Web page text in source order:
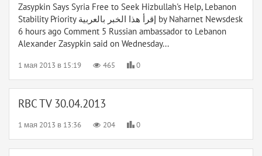
Zasypkin Says Syria Free to Seek Hizbullah's Help, Lebanon
Stability Priority إقرأ هذا الخبر بالعربية by Naharnet Newsdesk
6 hours ago Comment 5 Russian ambassador to Lebanon
Alexander Zasypkin said on Wednesday...
1 мая 2013 в 15:19 465 0
RBC TV 30.04.2013
1 мая 2013 в 13:36 204 0